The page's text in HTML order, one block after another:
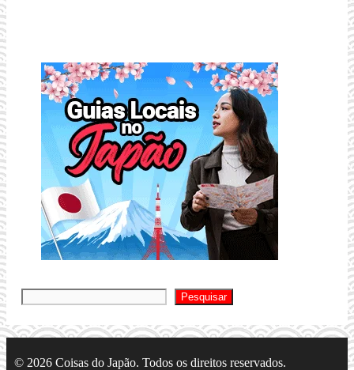
Pesquisar
© 2026 Coisas do Japão. Todos os direitos reservados.